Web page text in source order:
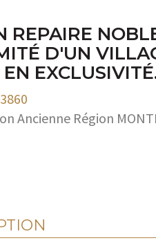
REPAIRE
D'UN
Ancienne Région